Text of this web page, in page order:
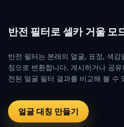
반전 필터로 셀카 거울 모
반전 필터는 본래의 얼굴, 표정, 색
칭으로 변환합니다. 게시하거나 공
전된 얼굴 필터 결과를 비교해 볼 수
얼굴 대칭 만들기